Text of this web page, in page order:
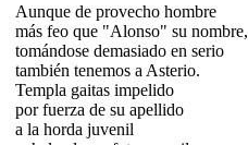
Aunque de provecho hombre
más feo que "Alonso" su nombre,
tomándose demasiado en serio
también tenemos a Asterio.
Templa gaitas impelido
por fuerza de su apellido
a la horda juvenil